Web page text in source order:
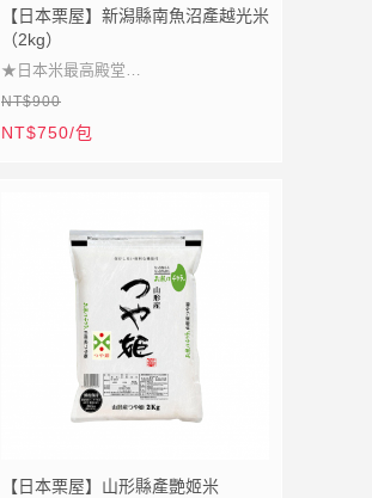
【日本栗屋】新潟縣南魚沼產越光米
（2kg）
★日本米最高殿堂
★越光米特A地域
★柔軟細緻光澤誘人
NT$900
NT$750/包
【日本栗屋】山形縣產艷姬米